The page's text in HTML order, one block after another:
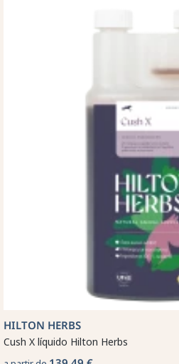
HILTON HERBS
Cush X líquido Hilton Herbs